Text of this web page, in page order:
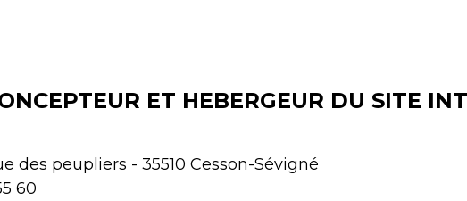
ET HEBERGEUR DU SITE
des peupliers - 35510 Cesson-Sévigné
60